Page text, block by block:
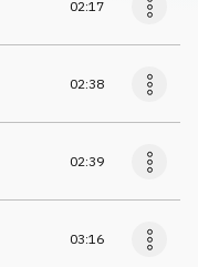
02:17
02:38
02:39
03:16